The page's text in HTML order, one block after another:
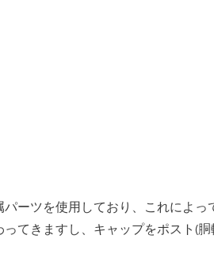
ーツを使用しており、これによ
てきますし、キャップをポスト(